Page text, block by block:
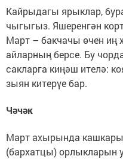
Кайрыдагы ярыклар,
чыгыгыз. Яшеренгән
Март – бакчачы өчен
айларның берсе. Бу
сакларга киңәш ителә:
зыян китерүе бар.
Чәчәк
Март ахырында
(бархатцы) орлыкларын